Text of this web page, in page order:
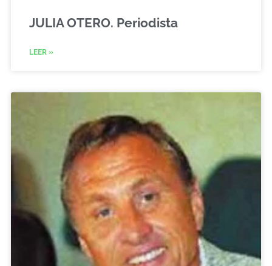
JULIA OTERO. Periodista
LEER »